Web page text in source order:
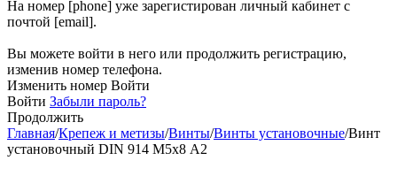
На номер [phone] уже зарегистирован личный кабинет с
почтой [email].
Вы можете войти в него или продолжить регистрацию,
изменив номер телефона.
Изменить номер Войти
Войти Забыли пароль?
Продолжить
Главная/Крепеж и метизы/Винты/Винты установочные/Винт
установочный DIN 914 М5х8 А2